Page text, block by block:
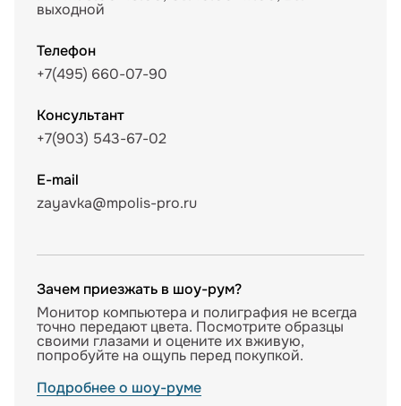
выходной
Телефон
+7(495) 660-07-90
Консультант
+7(903) 543-67-02
E-mail
zayavka@mpolis-pro.ru
Зачем приезжать в шоу-рум?
Монитор компьютера и полиграфия не всегда
точно передают цвета. Посмотрите образцы
своими глазами и оцените их вживую,
попробуйте на ощупь перед покупкой.
Подробнее о шоу-руме